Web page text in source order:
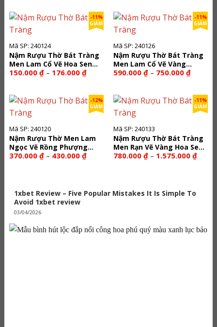
đến
830.000 ₫
đến
126.000 ₫
-11%
GIẢM
Mã SP: 240124
Nậm Rượu Thờ Bát Tràng
Men Lam Cổ Vẽ Hoa Sen
240124
150.000 ₫ – 176.000 ₫Khoảng
giá:
đến
176.000 ₫
-11%
GIẢM
Mã SP: 240126
Nậm Rượu Thờ Bát Tràng
Men Lam Cổ Vẽ Vàng
240126
590.000 ₫ – 750.000 ₫Khoảng
giá:
đến
750.000
-12%
GIẢM
Mã SP: 240120
Nậm Rượu Thờ Men Lam
Ngọc Vẽ Rồng Phượng
240120
370.000 ₫ – 430.000 ₫Khoảng
giá:
-11%
GIẢM
Mã SP: 240133
Nậm Rượu Thờ Bát Tràng
Men Rạn Vẽ Vàng Hoa Sen
240133
780.000 ₫ – 1.575.000 ₫
giá:
1xbet Review – Five Popular Mistakes It Is Simple To
Avoid 1xbet review
03/04/2026